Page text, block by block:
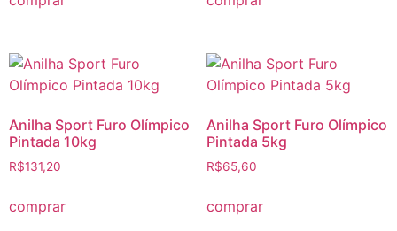
Anilha Sport Furo Olímpico
Pintada 10kg
R$131,20
comprar
Anilha Sport Furo Olímpico
Pintada 5kg
R$65,60
comprar